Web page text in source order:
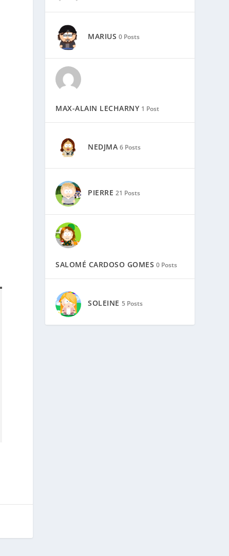
MARIUS 0 Posts
MAX-ALAIN LECHARNY 1 Post
NEDJMA 6 Posts
PIERRE 21 Posts
SALOMÉ CARDOSO GOMES 0 Posts
SOLEINE 5 Posts